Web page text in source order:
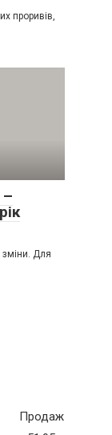
проривів,
–
зміни. Для
Продаж